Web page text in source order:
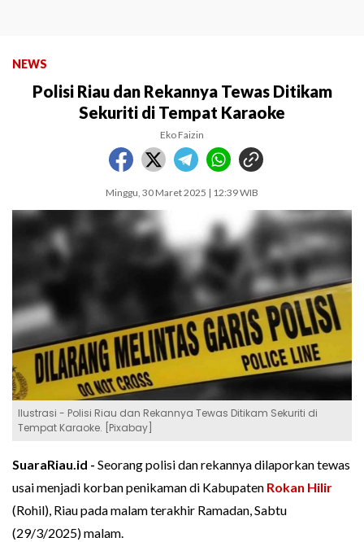
NEWS
Polisi Riau dan Rekannya Tewas Ditikam
Sekuriti di Tempat Karaoke
Eko Faizin
Minggu, 30 Maret 2025 | 12:39 WIB
Ilustrasi - Polisi Riau dan Rekannya Tewas Ditikam Sekuriti di
Tempat Karaoke. [Pixabay]
SuaraRiau.id - Seorang polisi dan rekannya dilaporkan tewas
usai menjadi korban penikaman di Kabupaten Rokan Hilir
(Rohil), Riau pada malam terakhir Ramadan, Sabtu
(29/3/2025) malam.